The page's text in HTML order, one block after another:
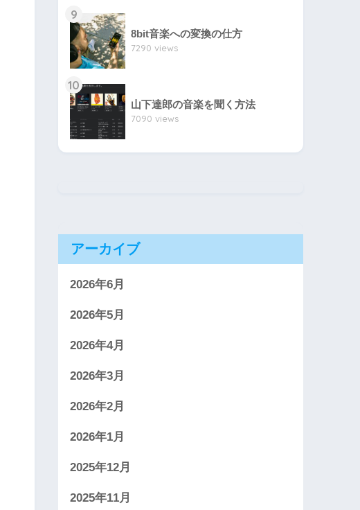
9
8bit音楽への変換の仕方
7290 views
10
山下達郎の音楽を聞く方法
7090 views
アーカイブ
2026年6月
2026年5月
2026年4月
2026年3月
2026年2月
2026年1月
2025年12月
2025年11月